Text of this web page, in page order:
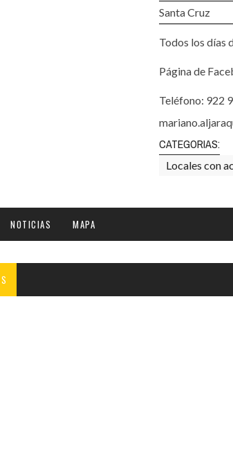
FORMATIVOSanta Cruz
Todos los días
Página de
Teléfono: 922
CATEGORIAS:
Locales con
NOTICIAS MAPA